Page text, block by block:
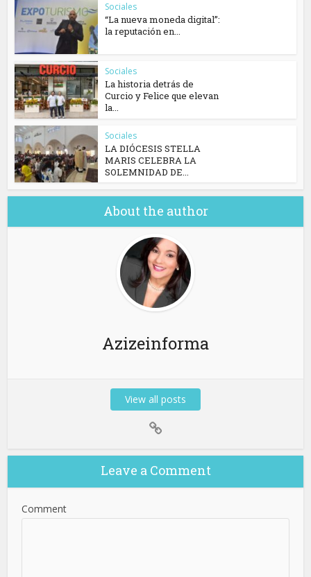
Sociales
“La nueva moneda digital”:
la reputación en...
Sociales
La historia detrás de
Curcio y Felice que elevan
la...
Sociales
​LA DIÓCESIS STELLA
MARIS CELEBRA LA
SOLEMNIDAD DE...
About the author
Azizeinforma
View all posts
Leave a Comment
Comment